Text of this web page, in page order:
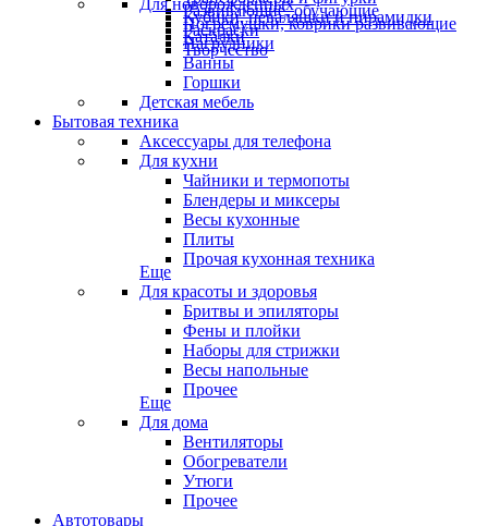
Кубики, неваляшки и пирамидки
Каталки
Развивающие, обучающие
Раскраски
Творчество
Для новорожденных
Погремушки, коврики развивающие
Нагрудники
Ванны
Горшки
Детская мебель
Бытовая техника
Аксессуары для телефона
Для кухни
Чайники и термопоты
Блендеры и миксеры
Весы кухонные
Плиты
Прочая кухонная техника
Еще
Для красоты и здоровья
Бритвы и эпиляторы
Фены и плойки
Наборы для стрижки
Весы напольные
Прочее
Еще
Для дома
Вентиляторы
Обогреватели
Утюги
Прочее
Автотовары